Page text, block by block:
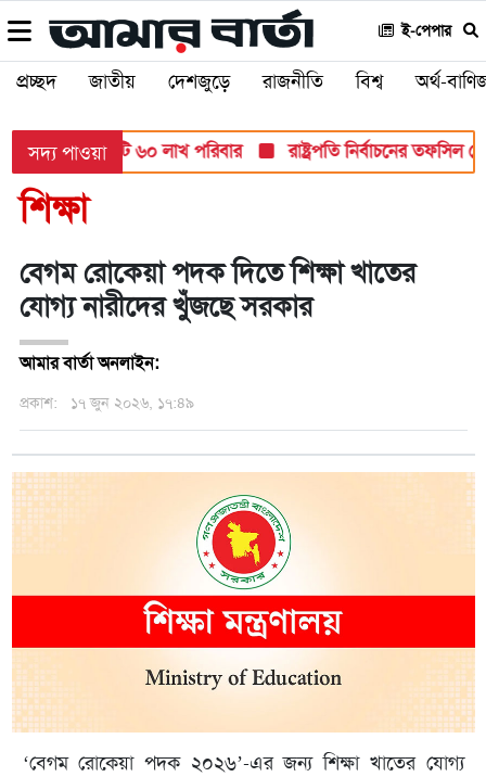
ই-পেপার
প্রচ্ছদ জাতীয় দেশজুড়ে রাজনীতি বিশ্ব অর্থ-
সদ্য পাওয়া
আসবে ১ কোটি ৬০ লাখ পরিবার রাষ্ট্রপতি নির্বাচনের তফসিল
শিক্ষা
বেগম রোকেয়া পদক দিতে শিক্ষা খাতের
যোগ্য নারীদের খুঁজছে সরকার
আমার বার্তা অনলাইন:
প্রকাশ: ১৭ জুন ২০২৬, ১৭:৪৯
‘বেগম রোকেয়া পদক ২০২৬’-এর জন্য শিক্ষা খাতের যোগ্য